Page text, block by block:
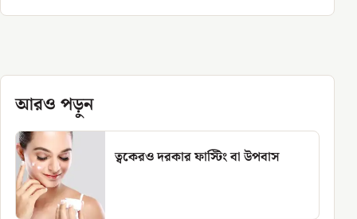
আরও পড়ুন
ত্বকেরও দরকার ফাস্টিং বা উপবাস